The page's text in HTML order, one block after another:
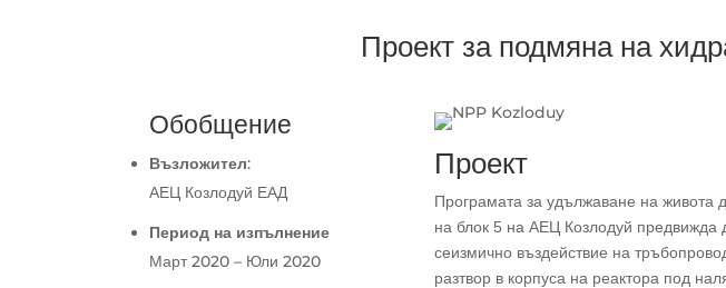
Проект за подмяна на
Обобщение
Възложител:
АЕЦ Козлодуй ЕАД
Период на изпълнение
Март 2020 – Юли 2020
Проект
Програмата за удължаване на
на блок 5 на АЕЦ Козлодуй предвижда
сеизмично въздействие на
разтвор в корпуса на реактора под